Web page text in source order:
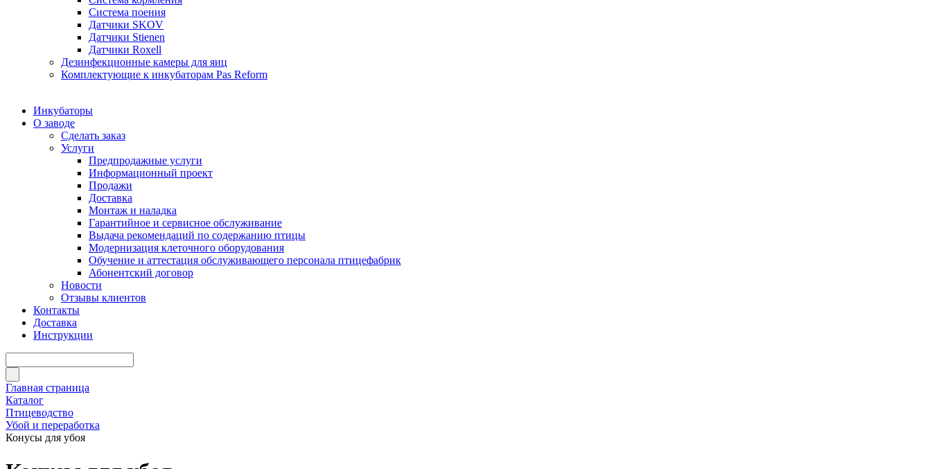
Система поения
Датчики SKOV
Датчики Stienen
Датчики Roxell
Дезинфекционные камеры для яиц
Комплектующие к инкубаторам Pas Reform
Инкубаторы
О заводе
Сделать заказ
Услуги
Предпродажные услуги
Информационный проект
Продажи
Доставка
Монтаж и наладка
Гарантийное и сервисное обслуживание
Выдача рекомендаций по содержанию птицы
Модернизация клеточного оборудования
Обучение и аттестация обслуживающего персонала птицефабрик
Абонентский договор
Новости
Отзывы клиентов
Контакты
Доставка
Инструкции
Главная страница
Каталог
Птицеводство
Убой и переработка
Конусы для убоя